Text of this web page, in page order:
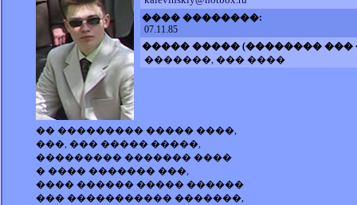
���� ��������:
07.11.85
����� ����� (��������
�������, ��� ����
�� ��������� ����� ����,
���, ��� ����� �����,
��������� ������� ����
� ���� ������� ���,
���� ������ ����� ������
��� ����������� �������,